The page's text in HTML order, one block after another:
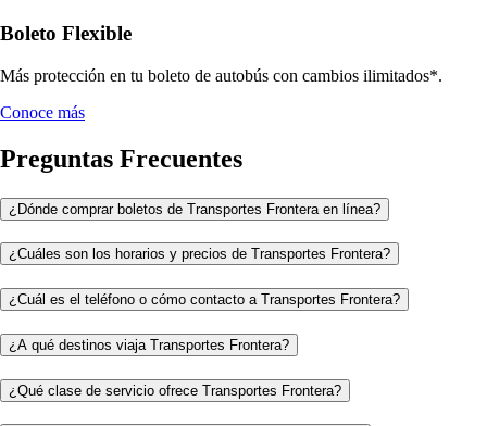
Boleto Flexible
Más protección en tu boleto de autobús con cambios ilimitados*.
Conoce más
Preguntas Frecuentes
¿Dónde comprar boletos de Transportes Frontera en línea?
¿Cuáles son los horarios y precios de Transportes Frontera?
¿Cuál es el teléfono o cómo contacto a Transportes Frontera?
¿A qué destinos viaja Transportes Frontera?
¿Qué clase de servicio ofrece Transportes Frontera?